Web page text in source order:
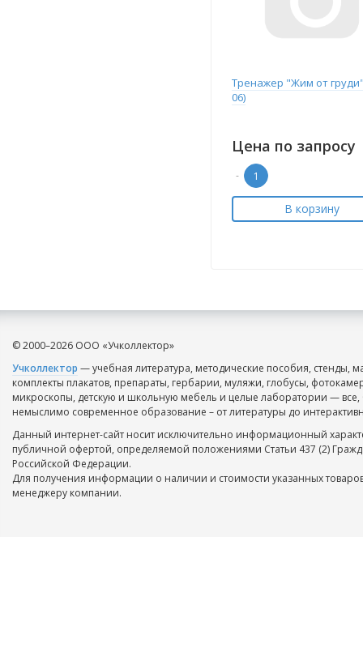
Тренажер "Жим от груди"
06)
Цена по запросу
-
В корзину
© 2000–2026 ООО «Учколлектор»
Учколлектор — учебная литература, методические пособия, стенды,
комплекты плакатов, препараты, гербарии, муляжи, глобусы,
микроскопы, детскую и школьную мебель и целые лаборатории — все,
немыслимо современное образование – от литературы до
Данный интернет-сайт носит исключительно информационный
публичной офертой, определяемой положениями Статьи 437 (2)
Российской Федерации.
Для получения информации о наличии и стоимости указанных
менеджеру компании.